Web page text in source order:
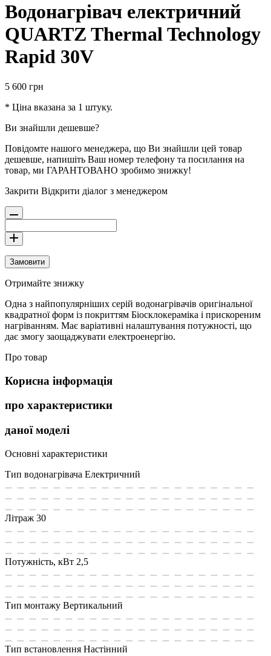
Водонагрівач електричний
QUARTZ Thermal Technology
Rapid 30V
5 600 грн
* Ціна вказана за 1 штуку.
Ви знайшли дешевше?
Повідомте нашого менеджера, що Ви знайшли цей товар
дешевше, напишіть Ваш номер телефону та посилання на
товар, ми ГАРАНТОВАНО зробимо знижку!
Закрити Відкрити діалог з менеджером
Замовити
Отримайте знижку
Одна з найпопулярніших серій водонагрівачів оригінальної
квадратної форм із покриттям Біосклокераміка і прискореним
нагріванням. Має варіативні налаштування потужності, що
дає змогу заощаджувати електроенергію.
Про товар
Корисна інформація
про характеристики
даної моделі
Основні характеристики
Тип водонагрівача Електричний
Літраж 30
Потужність, кВт 2,5
Тип монтажу Вертикальний
Тип встановлення Настінний